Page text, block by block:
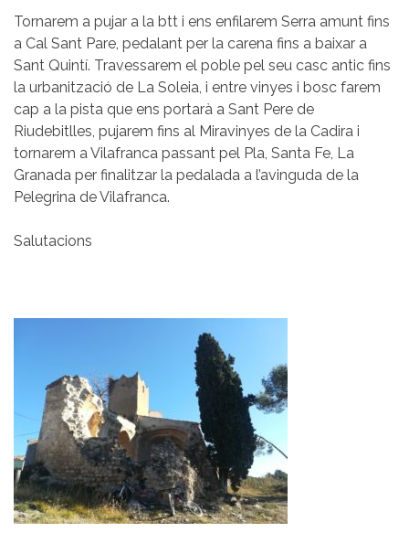
Tornarem a pujar a la btt i ens enfilarem Serra amunt fins
a Cal Sant Pare, pedalant per la carena fins a baixar a
Sant Quintí. Travessarem el poble pel seu casc antic fins
la urbanització de La Soleia, i entre vinyes i bosc farem
cap a la pista que ens portarà a Sant Pere de
Riudebitlles, pujarem fins al Miravinyes de la Cadira i
tornarem a Vilafranca passant pel Pla, Santa Fe, La
Granada per finalitzar la pedalada a l’avinguda de la
Pelegrina de Vilafranca.
Salutacions